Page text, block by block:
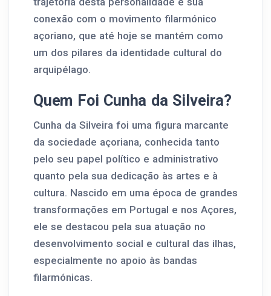
conexão com o movimento filarmónico
açoriano, que até hoje se mantém como
um dos pilares da identidade cultural do
arquipélago.
Quem Foi Cunha da Silveira?
Cunha da Silveira foi uma figura marcante
da sociedade açoriana, conhecida tanto
pelo seu papel político e administrativo
quanto pela sua dedicação às artes e à
cultura. Nascido em uma época de grandes
transformações em Portugal e nos Açores,
ele se destacou pela sua atuação no
desenvolvimento social e cultural das ilhas,
especialmente no apoio às bandas
filarmónicas.